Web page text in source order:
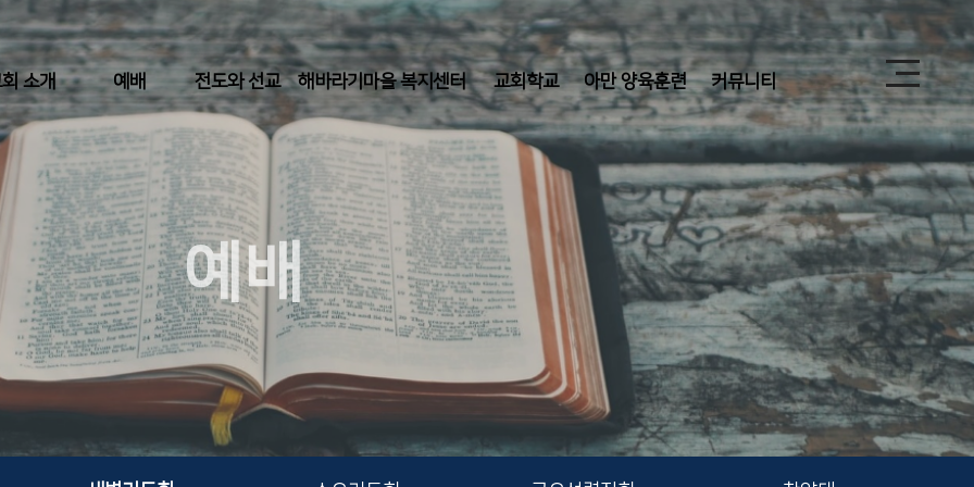
소개 예배 전도와 선교 해바라기마을 복지센터 교회학교 아만 양육훈련 커뮤니티
예배